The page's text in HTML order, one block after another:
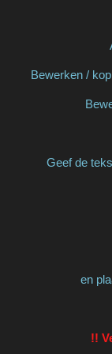
Bewerken /
Geef de
en
!!